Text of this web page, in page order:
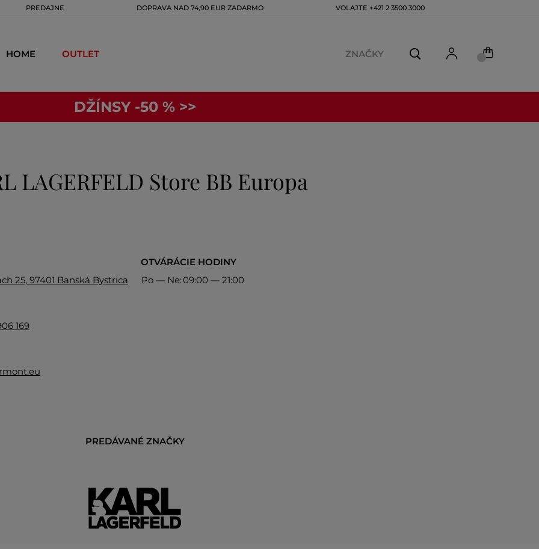
PREDAJNE DOPRAVA NAD 74,90 EUR ZADARMO VOLAJTE +421 2 3500 3000
HOME OUTLET ZNAČKY
DŽÍNSY -50 % >>
LAGERFELD Store BB Europa
25, 97401 Banská Bystrica
169
OTVÁRÁCIE HODINY
Po — Ne:09:00 — 21:00
PREDÁVANÉ ZNAČKY